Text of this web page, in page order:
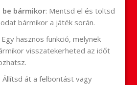
bármikor: Mentsd el és töltsd
bármikor a játék során.
Egy hasznos funkció, melynek
visszatekerheted az időt
Állítsd át a felbontást vagy